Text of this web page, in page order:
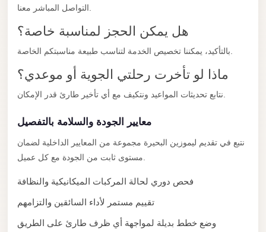
هل يمكن الحجز لمناسبة خاصة؟
ماذا لو تأخرت رحلتي الجوية أو موعدي؟
معايير الجودة والسلامة بالتفصيل
نتبع في تقديم ليموزين البحيرة مجموعة من المعايير الداخلية لضمان
فحص دوري لحالة المركبات الميكانيكية والنظافة
تقييم مستمر لأداء السائقين والتزامهم
وضع خطط بديلة لمواجهة أي ظرف طارئ على الطريق
Service
Port
October
City
Transfer
from
Cairo
Airport
North
Coast